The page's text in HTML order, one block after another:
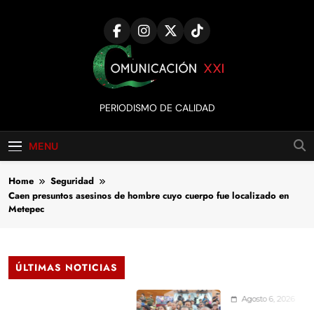
Comunicación
XXI
PERIODISMO DE CALIDAD
MENU
Home
Seguridad
Caen presuntos asesinos de hombre cuyo cuerpo fue localizado en
Metepec
ÚLTIMAS NOTICIAS
Agosto 6, 2026